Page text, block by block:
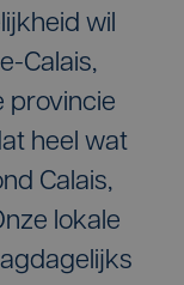
wil
Calais,
provincie
heel wat
Calais,
lokale